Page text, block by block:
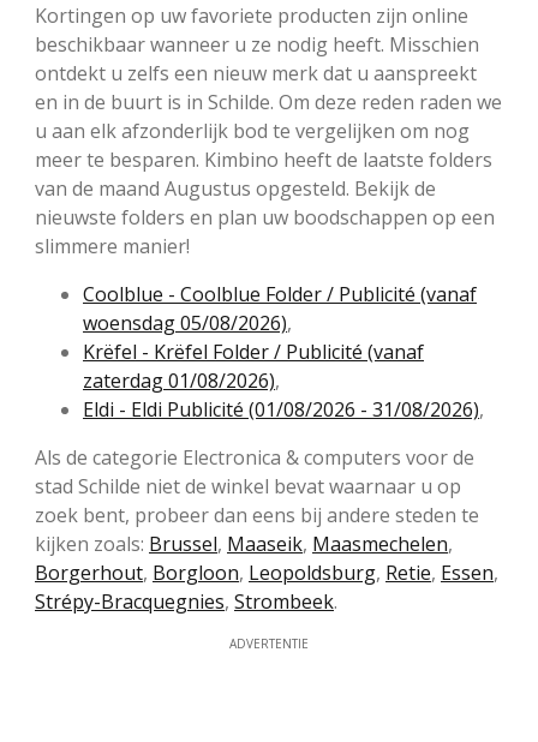
Kortingen op uw favoriete producten zijn online
beschikbaar wanneer u ze nodig heeft. Misschien
ontdekt u zelfs een nieuw merk dat u aanspreekt
en in de buurt is in Schilde. Om deze reden raden we
u aan elk afzonderlijk bod te vergelijken om nog
meer te besparen. Kimbino heeft de laatste folders
van de maand Augustus opgesteld. Bekijk de
nieuwste folders en plan uw boodschappen op een
slimmere manier!
Coolblue - Coolblue Folder / Publicité (vanaf
woensdag 05/08/2026),
Krëfel - Krëfel Folder / Publicité (vanaf
zaterdag 01/08/2026),
Eldi - Eldi Publicité (01/08/2026 - 31/08/2026),
Als de categorie Electronica & computers voor de
stad Schilde niet de winkel bevat waarnaar u op
zoek bent, probeer dan eens bij andere steden te
kijken zoals: Brussel, Maaseik, Maasmechelen,
Borgerhout, Borgloon, Leopoldsburg, Retie, Essen,
Strépy-Bracquegnies, Strombeek.
ADVERTENTIE